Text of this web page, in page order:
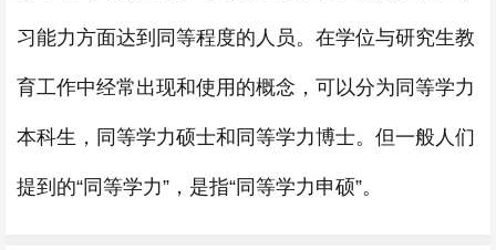
习能力方面达到同等程度的人员。在学位与研究生教
育工作中经常出现和使用的概念，可以分为同等学力
本科生，同等学力硕士和同等学力博士。但一般人们
提到的“同等学力”，是指“同等学力申硕”。